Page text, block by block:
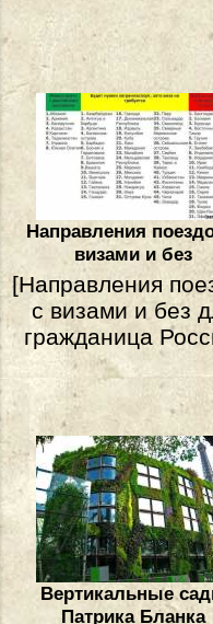
Направления
визами и без
[Направления
с визами и без
гражданица
Вертикальные
Патрика Бланка